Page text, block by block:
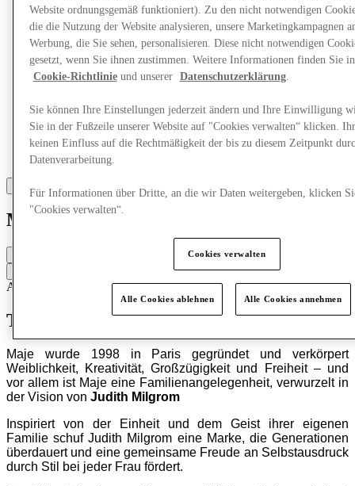
Maje
Accessoires & TaschenKleidungSchuhe
Tretet ein in die Welt von Maje
Maje wurde 1998 in Paris gegründet und verkörpert
Weiblichkeit, Kreativität, Großzügigkeit und Freiheit – und
vor allem ist Maje eine Familienangelegenheit, verwurzelt in
der Vision von Judith Milgrom
Inspiriert von der Einheit und dem Geist ihrer eigenen
Familie schuf Judith Milgrom eine Marke, die Generationen
überdauert und eine gemeinsame Freude an Selbstausdruck
durch Stil bei jeder Frau fördert.
Website ordnungsgemäß funktioniert). Zu den nicht notwendigen
die die Nutzung der Website analysieren, unsere Marketingkampagnen
Werbung, die Sie sehen, personalisieren. Diese nicht notwendigen
gesetzt, wenn Sie ihnen zustimmen. Weitere Informationen finden Sie
Cookie-Richtlinieund unserer Datenschutzerklärung.
Sie können Ihre Einstellungen jederzeit ändern und Ihre Einwilligung
Sie in der Fußzeile unserer Website auf "Cookies verwalten“ klicken.
keinen Einfluss auf die Rechtmäßigkeit der bis zu diesem Zeitpunkt
Datenverarbeitung.
Für Informationen über Dritte, an die wir Daten weitergeben, klicken
"Cookies verwalten“.
Cookies verwalten
Alle Cookies ablehnen Alle Cookies annehmen